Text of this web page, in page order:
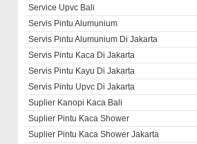
Service Upvc Bali
Servis Pintu Alumunium
Servis Pintu Alumunium Di Jakarta
Servis Pintu Kaca Di Jakarta
Servis Pintu Kayu Di Jakarta
Servis Pintu Upvc Di Jakarta
Suplier Kanopi Kaca Bali
Suplier Pintu Kaca Shower
Suplier Pintu Kaca Shower Jakarta